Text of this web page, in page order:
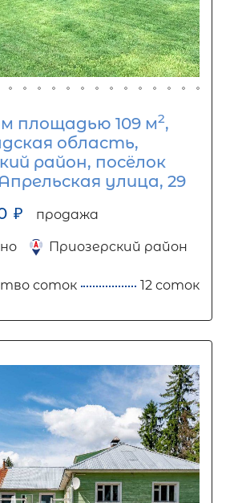
площадью 109 м2,
область,
район, посёлок
улица, 29
₽ продажа
Приозерский район
соток 12 соток